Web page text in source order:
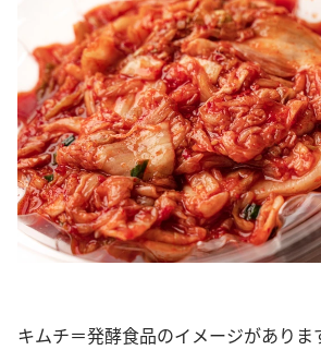
キムチ＝発酵食品のイメージがあり